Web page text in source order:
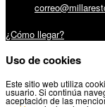
¿Cómo llegar?
Uso de cookies
Este sitio web utiliza
usuario. Si continúa
aceptación de las